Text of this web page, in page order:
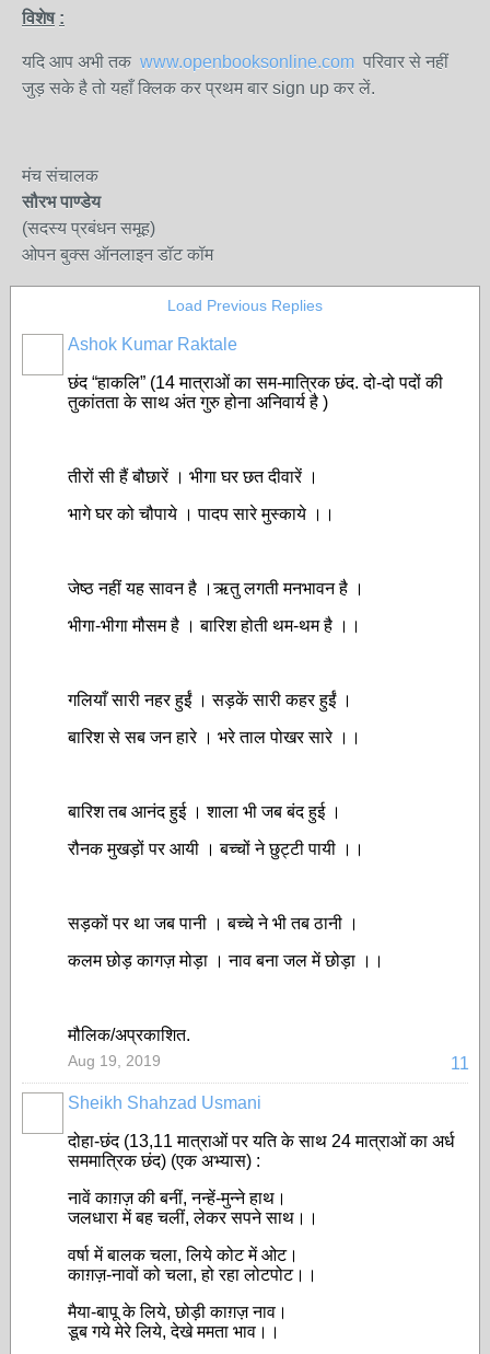
विशेष :
यदि आप अभी तक www.openbooksonline.com परिवार से नहीं
जुड़ सके है तो यहाँ क्लिक कर प्रथम बार sign up कर लें.
मंच संचालक
सौरभ पाण्डेय
(सदस्य प्रबंधन समूह)
ओपन बुक्स ऑनलाइन डॉट कॉम
Load Previous Replies
Ashok Kumar Raktale
छंद “हाकलि” (14 मात्राओं का सम-मात्रिक छंद. दो-दो पदों की
तुकांतता के साथ अंत गुरु होना अनिवार्य है )
तीरों सी हैं बौछारें । भीगा घर छत दीवारें ।
भागे घर को चौपाये । पादप सारे मुस्काये ।।
जेष्ठ नहीं यह सावन है ।ऋतु लगती मनभावन है ।
भीगा-भीगा मौसम है । बारिश होती थम-थम है ।।
गलियाँ सारी नहर हुईं । सड़कें सारी कहर हुईं ।
बारिश से सब जन हारे । भरे ताल पोखर सारे ।।
बारिश तब आनंद हुई । शाला भी जब बंद हुई ।
रौनक मुखड़ों पर आयी । बच्चों ने छुट्टी पायी ।।
सड़कों पर था जब पानी । बच्चे ने भी तब ठानी ।
कलम छोड़ कागज़ मोड़ा । नाव बना जल में छोड़ा ।।
मौलिक/अप्रकाशित.
11
Aug 19, 2019
Sheikh Shahzad Usmani
दोहा-छंद (13,11 मात्राओं पर यति के साथ 24 मात्राओं का अर्ध
सममात्रिक छंद) (एक अभ्यास) :
नावें काग़ज़ की बनीं, नन्हें-मुन्ने हाथ।
जलधारा में बह चलीं, लेकर सपने साथ।।
वर्षा में बालक चला, लिये कोट में ओट।
काग़ज़-नावों को चला, हो रहा लोटपोट।।
मैया-बापू के लिये, छोड़ी काग़ज़ नाव।
डूब गये मेरे लिये, देखे ममता भाव।।